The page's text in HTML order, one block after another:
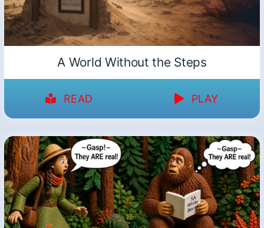
A World Without the Steps
READ PLAY